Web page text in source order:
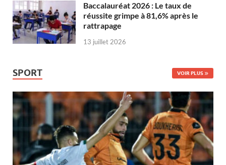
Baccalauréat 2026 : Le taux de
réussite grimpe à 81,6% après le
rattrapage
13 juillet 2026
SPORT VOIR PLUS